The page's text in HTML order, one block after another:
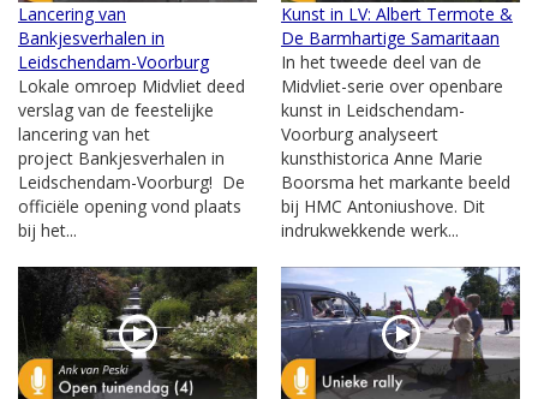
Lancering van
Bankjesverhalen in
Leidschendam-Voorburg
Lokale omroep Midvliet deed
verslag van de feestelijke
lancering van het
project Bankjesverhalen in
Leidschendam-Voorburg! De
officiële opening vond plaats
bij het...
Kunst in LV: Albert Termote &
De Barmhartige Samaritaan
In het tweede deel van de
Midvliet-serie over openbare
kunst in Leidschendam-
Voorburg analyseert
kunsthistorica Anne Marie
Boorsma het markante beeld
bij HMC Antoniushove. Dit
indrukwekkende werk...